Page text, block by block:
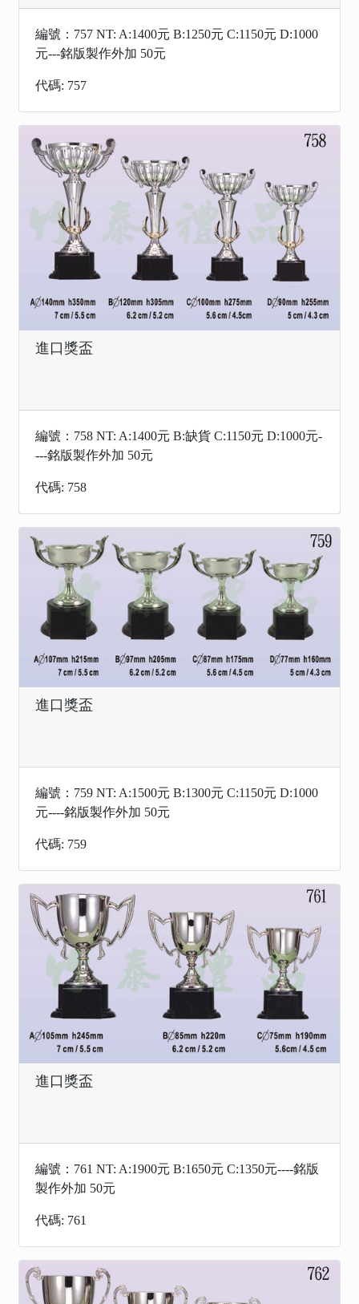
編號：757 NT: A:1400元 B:1250元 C:1150元 D:1000
元---銘版製作外加 50元
代碼: 757
進口獎盃
編號：758 NT: A:1400元 B:缺貨 C:1150元 D:1000元-
---銘版製作外加 50元
代碼: 758
進口獎盃
編號：759 NT: A:1500元 B:1300元 C:1150元 D:1000
元----銘版製作外加 50元
代碼: 759
進口獎盃
編號：761 NT: A:1900元 B:1650元 C:1350元----銘版
製作外加 50元
代碼: 761